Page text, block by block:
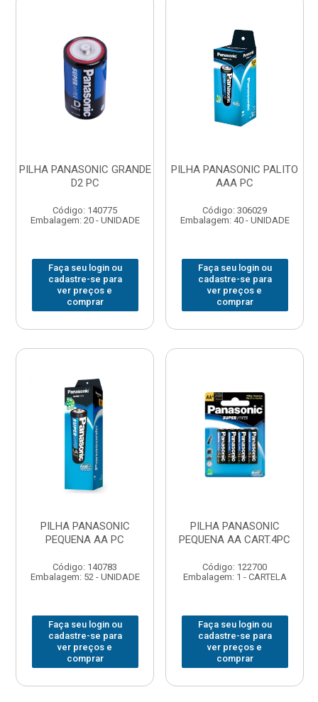
PILHA PANASONIC GRANDE
D2 PC
Código: 140775
Embalagem: 20 - UNIDADE
Faça seu login ou
cadastre-se para
ver preços e
comprar
PILHA PANASONIC PALITO
AAA PC
Código: 306029
Embalagem: 40 - UNIDADE
Faça seu login ou
cadastre-se para
ver preços e
comprar
PILHA PANASONIC
PEQUENA AA PC
Código: 140783
Embalagem: 52 - UNIDADE
Faça seu login ou
cadastre-se para
ver preços e
comprar
PILHA PANASONIC
PEQUENA AA CART.4PC
Código: 122700
Embalagem: 1 - CARTELA
Faça seu login ou
cadastre-se para
ver preços e
comprar